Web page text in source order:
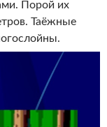
Порой их
Таёжные